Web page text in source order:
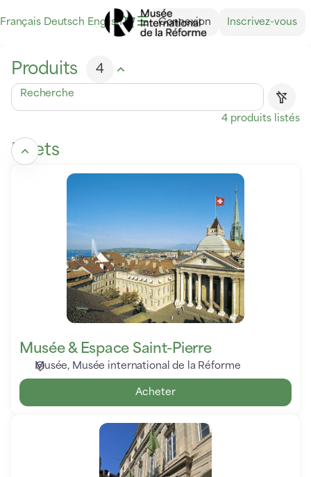
Langue
Français Deutsch English Dialogue
Connexion Inscrivez-vous
des
Musée
international
Produits 4
Recherche
4 produits listés
Billets
Musée & Espace Saint-Pierre
Musée Musée international de la Réforme
Acheter